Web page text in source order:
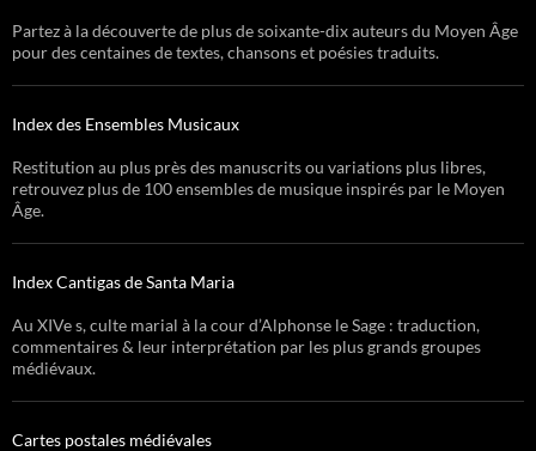
Partez à la découverte de plus de soixante-dix auteurs du Moyen Âge
pour des centaines de textes, chansons et poésies traduits.
Index des Ensembles Musicaux
Restitution au plus près des manuscrits ou variations plus libres,
retrouvez plus de 100 ensembles de musique inspirés par le Moyen
Âge.
Index Cantigas de Santa Maria
Au XIVe s, culte marial à la cour d’Alphonse le Sage : traduction,
commentaires & leur interprétation par les plus grands groupes
médiévaux.
Cartes postales médiévales